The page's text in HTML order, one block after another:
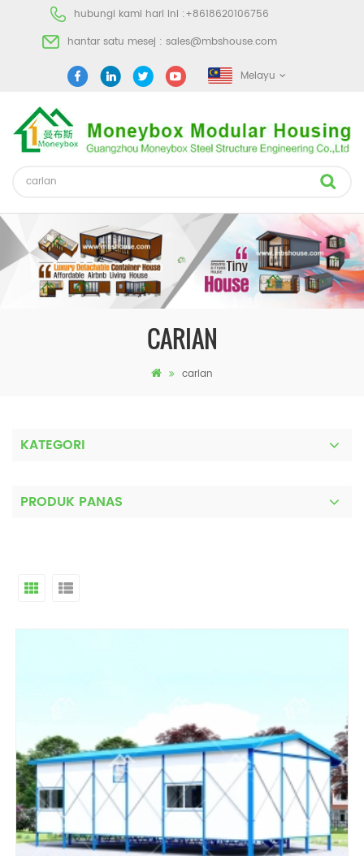
hubungi kami hari ini :+8618620106756
hantar satu mesej : sales@mbshouse.com
Melayu
CARIAN
carian
KATEGORI
PRODUK PANAS